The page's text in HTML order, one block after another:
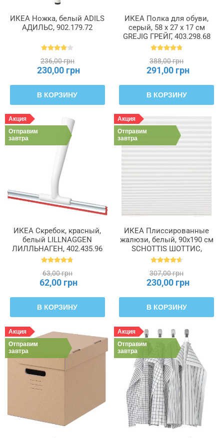
ИКЕА Ножка, белый ADILS
АДИЛЬС, 902.179.72
236,00 грн
230,00 грн
В КОРЗИНУ
ИКЕА Полка для обуви,
серый, 58 x 27 x 17 см
GREJIG ГРЕЙГ, 403.298.68
388,00 грн
291,00 грн
В КОРЗИНУ
Акция
Отправим
завтра
ИКЕА Скребок, красный,
белый LILLNAGGEN
ЛИЛЛЬНАГЕН, 402.435.96
63,00 грн
62,00 грн
В КОРЗИНУ
Акция
Отправим
завтра
ИКЕА Плиссированные
жалюзи, белый, 90x190 см
SCHOTTIS ШОТТИС,
202.422.82
307,00 грн
230,00 грн
В КОРЗИНУ
Акция
Отправим
завтра
Акция
Отправим
завтра